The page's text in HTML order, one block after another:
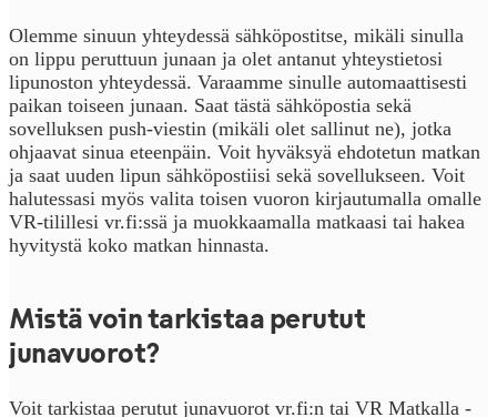
Olemme sinuun yhteydessä sähköpostitse, mikäli sinulla
on lippu peruttuun junaan ja olet antanut yhteystietosi
lipunoston yhteydessä. Varaamme sinulle automaattisesti
paikan toiseen junaan. Saat tästä sähköpostia sekä
sovelluksen push-viestin (mikäli olet sallinut ne), jotka
ohjaavat sinua eteenpäin. Voit hyväksyä ehdotetun matkan
ja saat uuden lipun sähköpostiisi sekä sovellukseen. Voit
halutessasi myös valita toisen vuoron kirjautumalla omalle
VR-tilillesi vr.fi:ssä ja muokkaamalla matkaasi tai hakea
hyvitystä koko matkan hinnasta.
Mistä voin tarkistaa perutut
junavuorot?
Voit tarkistaa perutut junavuorot vr.fi:n tai VR Matkalla -